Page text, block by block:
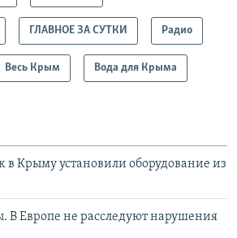
ГЛАВНОЕ ЗА СУТКИ Радио
Весь Крым Вода для Крыма
в Крыму установили оборудование из
Европе не расследуют нарушения